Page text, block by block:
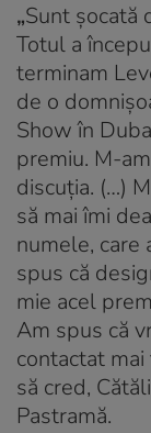
„Sunt șocată
Totul a
terminam
de o
Show în
premiu. M-
discuția. (…)
să mai îmi
numele, care
spus că
mie acel
Am spus că
contactat
să cred,
Pastramă.